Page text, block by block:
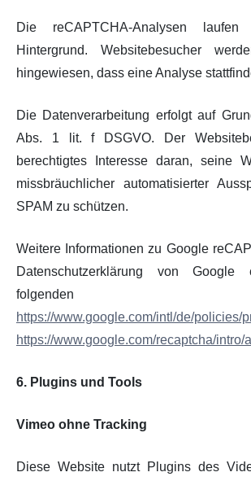
Die reCAPTCHA-Analysen
Hintergrund. Websitebesucher
hingewiesen, dass eine Analyse
Die Datenverarbeitung erfolgt auf
Abs. 1 lit. f DSGVO. Der
berechtigtes Interesse daran, seine
missbräuchlicher automatisierter
SPAM zu schützen.
Weitere Informationen zu Google
Datenschutzerklärung von Google
folgenden
https://www.google.com/intl/de/policies/
https://www.google.com/recaptcha/intro/
6. Plugins und Tools
Vimeo ohne Tracking
Diese Website nutzt Plugins des